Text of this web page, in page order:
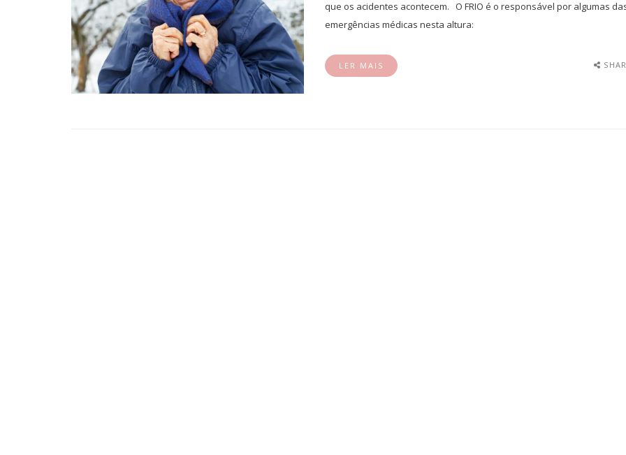
que os acidentes acontecem. ​ ​ O FRIO é o responsável por algumas
emergências médicas nesta altura:
LER MAIS